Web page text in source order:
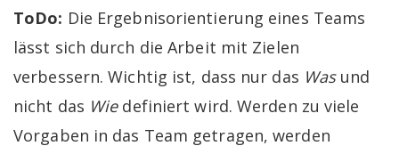
ToDo: Die Ergebnisorientierung eines Teams
lässt sich durch die Arbeit mit Zielen
verbessern. Wichtig ist, dass nur das Wasund
nicht das Wiedefiniert wird. Werden zu viele
Vorgaben in das Team getragen, werden